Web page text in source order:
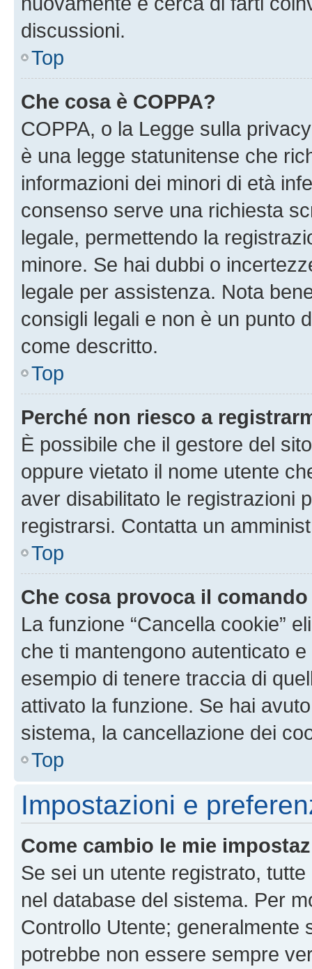
discussioni.
Top
Che cosa è COPPA?
COPPA, o la Legge sulla
è una legge statunitense che
informazioni dei minori di età
consenso serve una richiesta
legale, permettendo la
minore. Se hai dubbi o
legale per assistenza. Nota
consigli legali e non è un punto
come descritto.
Top
Perché non riesco a
È possibile che il gestore del
oppure vietato il nome utente
aver disabilitato le registrazioni
registrarsi. Contatta un
Top
Che cosa provoca il
La funzione “Cancella cookie”
che ti mantengono autenticato
esempio di tenere traccia di
attivato la funzione. Se hai
sistema, la cancellazione dei
Top
Impostazioni e
Come cambio le mie
Se sei un utente registrato,
nel database del sistema. Per
Controllo Utente; generalmente
potrebbe non essere sempre